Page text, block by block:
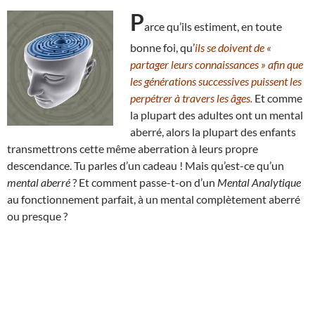
Parce qu’ils estiment, en toute
bonne foi, qu’ils se doivent de «
partager leurs connaissances » afin que
les générations successives puissent les
perpétrer à travers les âges. Et comme
la plupart des adultes ont un mental
aberré, alors la plupart des enfants
transmettrons cette même aberration à leurs propre
descendance. Tu parles d’un cadeau ! Mais qu’est-ce qu’un
mental aberré? Et comment passe-t-on d’un Mental Analytique
au fonctionnement parfait, à un mental complètement aberré
ou presque ?